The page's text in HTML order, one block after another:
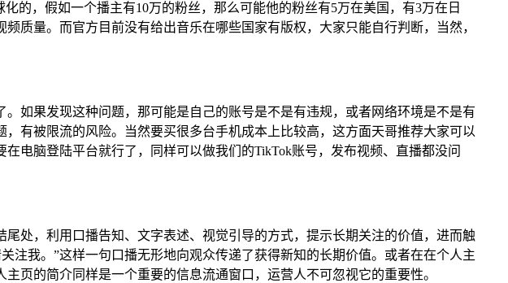
的，假如一个播主有10万的粉丝，那么可能他的粉丝有5万在美国，有3万在日
质量。而官方目前没有给出音乐在哪些国家有版权，大家只能自行判断，当然，
如果发现这种问题，那可能是自己的账号是不是有违规，或者网络环境是不是有
有被限流的风险。当然要买很多台手机成本上比较高，这方面天哥推荐大家可以
电脑登陆平台就行了，同样可以做我们的TikTok账号，发布视频、直播都没问
处，利用口播告知、文字表述、视觉引导的方式，提示长期关注的价值，进而触
注我。”这样一句口播无形地向观众传递了获得新知的长期价值。或者在在个人主
页的简介同样是一个重要的信息流通窗口，运营人不可忽视它的重要性。